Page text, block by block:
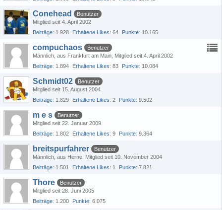
Conehead
Benutzer
Mitglied seit 4. April 2002
Beiträge 1.928 Erhaltene Likes 64 Punkte 10.165
compuchaos
Benutzer
Männlich aus Frankfurt am Main Mitglied seit 4. April 2002
Beiträge 1.894 Erhaltene Likes 83 Punkte 10.084
Schmidt02
Benutzer
Mitglied seit 15. August 2004
Beiträge 1.829 Erhaltene Likes 2 Punkte 9.502
m e s
Benutzer
Mitglied seit 22. Januar 2009
Beiträge 1.802 Erhaltene Likes 9 Punkte 9.364
breitspurfahrer
Benutzer
Männlich aus Herne Mitglied seit 10. November 2004
Beiträge 1.501 Erhaltene Likes 1 Punkte 7.821
Thore
Benutzer
Mitglied seit 28. Juni 2005
Beiträge 1.200 Punkte 6.075